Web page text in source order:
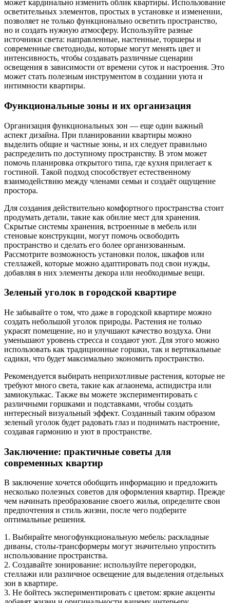
может кардинально изменить облик квартиры. Использование
осветительных элементов, простых в установке и изменении,
позволяет не только функционально осветить пространство,
но и создать нужную атмосферу. Используйте разные
источники света: направленные, настенные, торшеры и
современные светодиоды, которые могут менять цвет и
интенсивность, чтобы создавать различные сценарии
освещения в зависимости от времени суток и настроения. Это
может стать полезным инструментом в создании уюта и
интимности квартиры.
Функциональные зоны и их организация
Организация функциональных зон — еще один важный
аспект дизайна. При планировании квартиры можно
выделить общие и частные зоны, и их следует правильно
распределить по доступному пространству. В этом может
помочь планировка открытого типа, где кухня прилегает к
гостиной. Такой подход способствует естественному
взаимодействию между членами семьи и создаёт ощущение
простора.
Для создания действительно комфортного пространства стоит
продумать детали, такие как обилие мест для хранения.
Скрытые системы хранения, встроенные в мебель или
стеновые конструкции, могут помочь освободить
пространство и сделать его более организованным.
Рассмотрите возможность установки полок, шкафов или
стеллажей, которые можно адаптировать под свои нужды,
добавляя в них элементы декора или необходимые вещи.
Зеленый уголок в городской квартире
Не забывайте о том, что даже в городской квартире можно
создать небольшой уголок природы. Растения не только
украсят помещение, но и улучшают качество воздуха. Они
уменьшают уровень стресса и создают уют. Для этого можно
использовать как традиционные горшки, так и вертикальные
садики, что будет максимально экономить пространство.
Рекомендуется выбирать неприхотливые растения, которые не
требуют много света, такие как аглаонема, аспидистра или
замиокулькас. Также вы можете экспериментировать с
различными горшками и подставками, чтобы создать
интересный визуальный эффект. Созданный таким образом
зеленый уголок будет радовать глаз и поднимать настроение,
создавая гармонию и уют в пространстве.
Заключение: практичные советы для
современных квартир
В заключение хочется обобщить информацию и предложить
несколько полезных советов для оформления квартир. Прежде
чем начинать преобразование своего жилья, определите свои
предпочтения и стиль жизни, после чего подберите
оптимальные решения.
1. Выбирайте многофункциональную мебель: раскладные
диваны, столы-трансформеры могут значительно упростить
использование пространства.
2. Создавайте зонирование: используйте перегородки,
стеллажи или различное освещение для выделения отдельных
зон в квартире.
3. Не бойтесь экспериментировать с цветом: яркие акценты